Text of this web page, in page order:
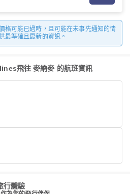
格可能已過時，且可能在未事先通知的情
最準確且最新的資訊。
飛往 麥納麥 的航班資訊
行體驗